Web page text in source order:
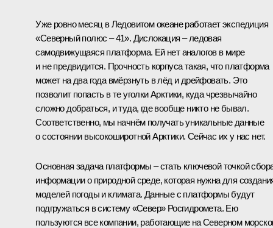
Уже ровно месяц в Ледовитом океане работает экспедиция
«Северный полюс – 41». Дислокация – ледовая
самодвижущаяся платформа. Ей нет аналогов в мире
и не предвидится. Прочность корпуса такая, что платформа
может на два года вмёрзнуть в лёд и дрейфовать. Это
позволит попасть в те уголки Арктики, куда чрезвычайно
сложно добраться, и туда, где вообще никто не бывал.
Соответственно, мы начнём получать уникальные данные
о состоянии высокоширотной Арктики. Сейчас их у нас нет.
Основная задача платформы – стать ключевой точкой
информации о природной среде, которая нужна для
моделей погоды и климата. Данные с платформы будут
подгружаться в систему «Север» Росгидромета. Ею
пользуются все компании, работающие на Северном